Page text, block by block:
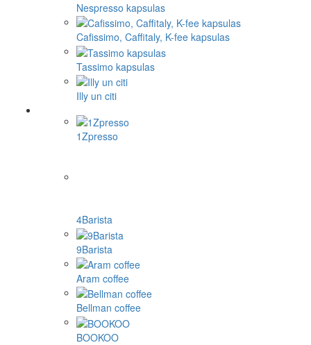
Nespresso kapsulas
Cafissimo, Caffitaly, K-fee kapsulas
Tassimo kapsulas
Illy un citi
1Zpresso
4Barista
9Barista
Aram coffee
Bellman coffee
BOOKOO